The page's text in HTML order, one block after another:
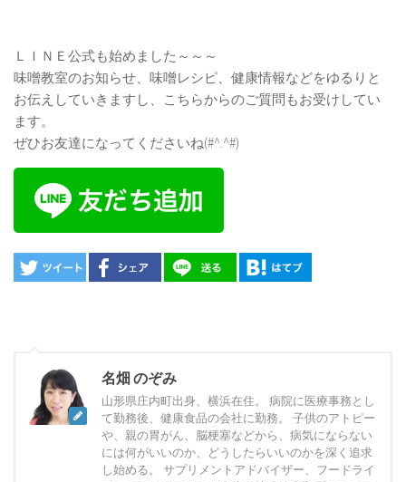
ＬＩＮＥ公式も始めました～～～
味噌教室のお知らせ、味噌レシピ、健康情報などをゆるりと
お伝えしていきますし、こちらからのご質問もお受けしてい
ます。
ぜひお友達になってくださいね(#^.^#)
名畑 のぞみ
山形県庄内町出身、横浜在住。 病院に医療事務とし
て勤務後、健康食品の会社に勤務。 子供のアトピー
や、親の胃がん、脳梗塞などから、病気にならない
には何がいいのか、どうしたらいいのかを深く追求
し始める。 サプリメントアドバイザー、フードライ